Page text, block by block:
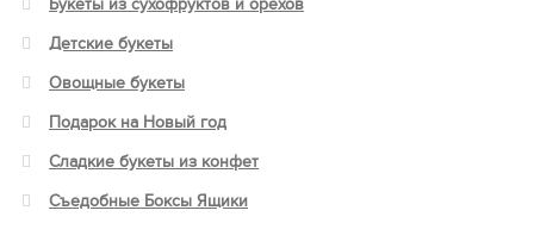
Букеты из сухофруктов и орехов
Детские букеты
Овощные букеты
Подарок на Новый год
Сладкие букеты из конфет
Съедобные Боксы Ящики